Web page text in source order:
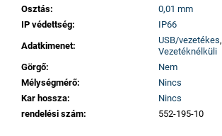
Osztás:
0,01 mm
IP védettség:
IP66
Adatkimenet:
USB/vezetékes,
Vezetéknélküli
Görgő:
Nem
Mélységmérő:
Nincs
Kar hossza:
Nincs
rendelési szám: 552-195-10